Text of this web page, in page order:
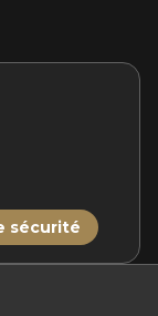
sécurité